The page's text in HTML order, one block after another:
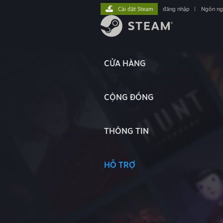
CỬA HÀNG
CỘNG ĐỒNG
THÔNG TIN
HỖ TRỢ
Cài đặt Steam đăng nhập Ngôn